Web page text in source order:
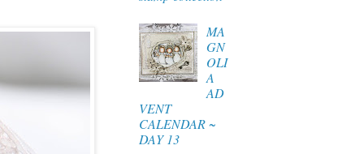
MA
GN
OLI
A
AD
VENT
CALENDAR ~
DAY 13